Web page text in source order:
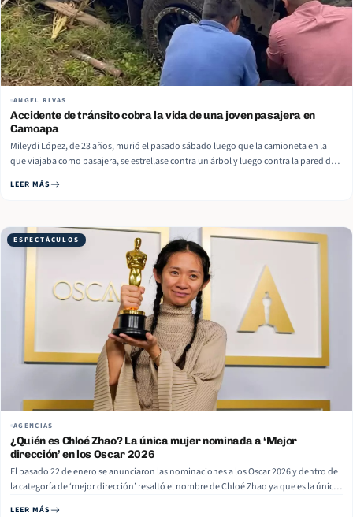
ANGEL RIVAS
Accidente de tránsito cobra la vida de una joven pasajera en
Camoapa
Mileydi López, de 23 años, murió el pasado sábado luego que la camioneta en la
que viajaba como pasajera, se estrellase contra un árbol y luego contra la pared de
La camioneta era… Read More
LEER MÁS
ESPECTÁCULOS
AGENCIAS
¿Quién es Chloé Zhao? La única mujer nominada a ‘Mejor
dirección’ en los Oscar 2026
El pasado 22 de enero se anunciaron las nominaciones a los Oscar 2026 y dentro de
la categoría de ‘mejor dirección’ resaltó el nombre de Chloé Zhao ya que es la única
LEER MÁS